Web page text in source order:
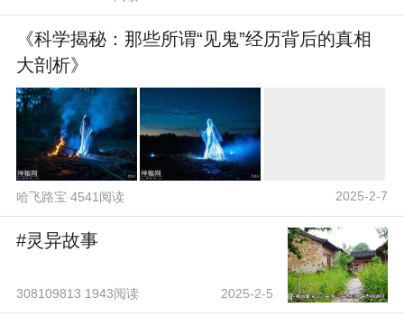
《科学揭秘：那些所谓“见鬼”经历背后的真相
大剖析》
哈飞路宝 4541阅读 2025-2-7
#灵异故事
308109813 1943阅读 2025-2-5